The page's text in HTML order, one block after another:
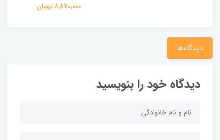
8,870,000 تومان
دیدگاه‌ها
دیدگاه خود را بنویسید